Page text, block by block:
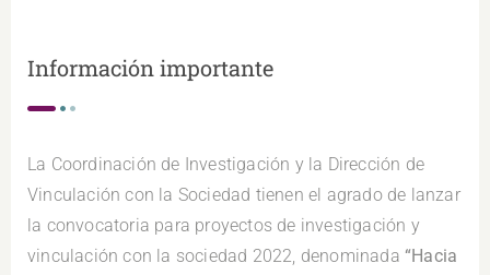
Información importante
La Coordinación de Investigación y la Dirección de
Vinculación con la Sociedad tienen el agrado de lanzar
la convocatoria para proyectos de investigación y
vinculación con la sociedad 2022, denominada “Hacia